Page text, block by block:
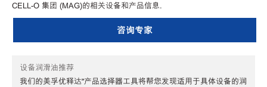
CELL-O 集团 (MAG)的相关设备和产品信息.
咨询专家
设备润滑油推荐
我们的美孚优释达℠产品选择器工具将帮您发现适用于具体设备的润